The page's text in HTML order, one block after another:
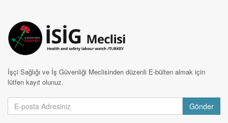
İşçi Sağlığı ve İş Güvenliği Meclisinden düzenli E-bülten almak için
lütfen kayıt olunuz.
Gönder